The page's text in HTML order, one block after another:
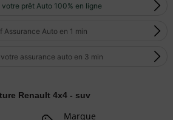
votre prêt Auto 100% en ligne
Assurance Auto en 1 min
assurance auto en 3 min
Renault 4x4 - suv
Marque